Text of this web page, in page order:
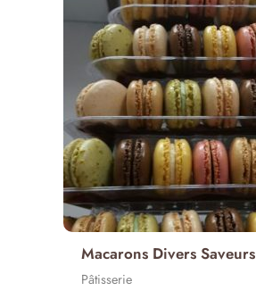
Macarons Divers Saveurs
Pâtisserie